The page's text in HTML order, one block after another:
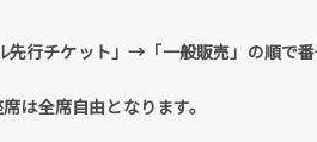
行チケット」→「一般販売」の順で
は全席自由となります。